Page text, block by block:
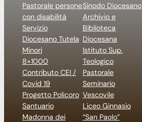
Pastorale persone
con disabilità
Servizio
Diocesano Tutela
Minori
8×1000
Contributo CEI /
Covid 19
Progetto Policoro
Santuario
Madonna dei
Sinodo Diocesano
Archivio e
Biblioteca
Diocesana
Istituto Sup.
Teologico
Pastorale
Seminario
Vescovile
Liceo Ginnasio
“San Paolo”